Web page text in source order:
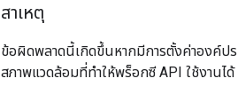
สาเหตุ
ข้อผิดพลาดนี้เกิดขึ้นหากมีการตั้งค่าองค์ป
สภาพแวดล้อมที่ทำให้พร็อกซี API ใช้งานได้